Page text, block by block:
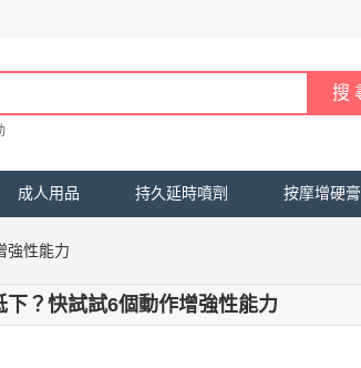
成人用品 持久延時噴劑 按摩增硬膏
強性能力
下？快試試6個動作增強性能力